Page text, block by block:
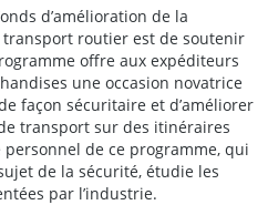
d’amélioration de la
routier est de soutenir
offre aux expéditeurs
une occasion novatrice
façon sécuritaire et d’améliorer
transport sur des itinéraires
de ce programme, qui
de la sécurité, étudie les
par l’industrie.